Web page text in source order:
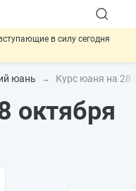
в силу сегодня
опасных товаров через
документах предлагают
трудовых и ГПХ-
юань Курс юаня на 28
октября